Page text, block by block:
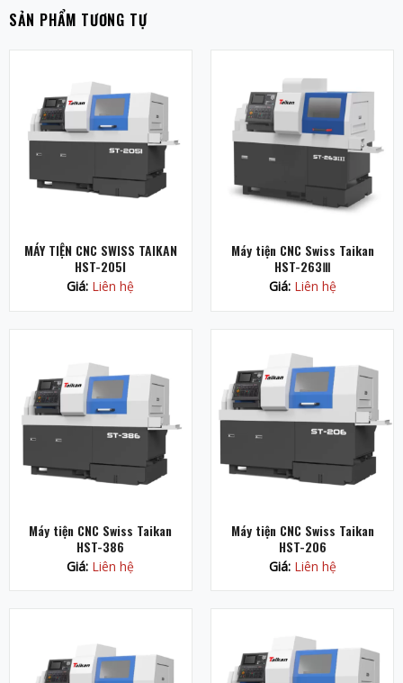
SẢN PHẨM TƯƠNG TỰ
MÁY TIỆN CNC SWISS TAIKAN
HST-205I
Giá: Liên hệ
Máy tiện CNC Swiss Taikan
HST-263Ⅲ
Giá:Liên hệ
Máy tiện CNC Swiss Taikan
HST-386
Giá: Liên hệ
Máy tiện CNC Swiss Taikan
HST-206
Giá:Liên hệ